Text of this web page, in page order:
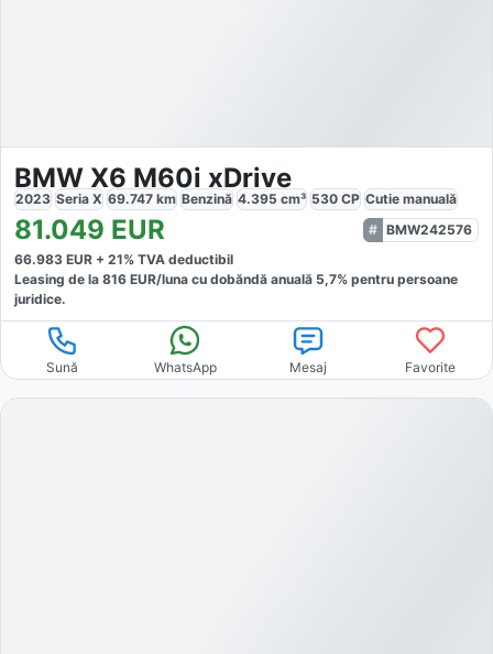
BMW X6 M60i xDrive
2023 Seria X 69.747 km Benzină 4.395 cm³ 530 CP Cutie manuală
81.049 EUR
BMW242576
66.983 EUR + 21% TVA deductibil
Leasing de la 816 EUR/luna cu dobăndă anuală 5,7% pentru persoane
juridice.
Sună WhatsApp Mesaj Favorite